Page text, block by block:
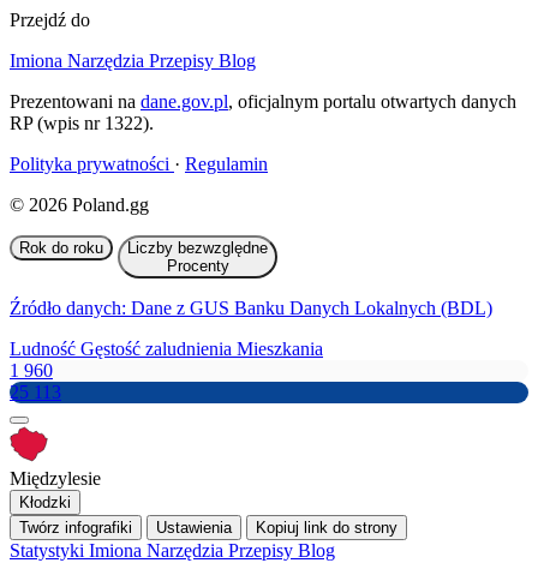
Przejdź do
Imiona Narzędzia Przepisy Blog
Prezentowani na dane.gov.pl, oficjalnym portalu otwartych danych
RP (wpis nr 1322).
Polityka prywatności · Regulamin
© 2026 Poland.gg
Rok do roku
Liczby bezwzględne
Procenty
Źródło danych: Dane z GUS Banku Danych Lokalnych (BDL)
Ludność Gęstość zaludnienia Mieszkania
1 960
25 113
Międzylesie
Kłodzki
Twórz infografiki
Ustawienia Kopiuj link do strony
Statystyki Imiona Narzędzia Przepisy Blog